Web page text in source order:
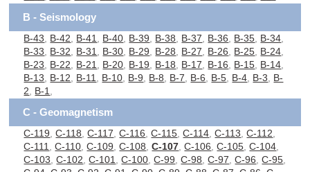
B - Seismology
B-43 B-42 B-41 B-40 B-39 B-38 B-37 B-36 B-35 B-34
B-33
B-32 B-31 B-30 B-29 B-28 B-27 B-26 B-25 B-24
B-23
B-22 B-21 B-20 B-19 B-18 B-17 B-16 B-15 B-14
B-13
B-12 B-11 B-10 B-9 B-8 B-7 B-6 B-5 B-4 B-3
B-
2
B-1
C - Geomagnetism
C-119 ,C-118 ,C-117 ,C-116 ,C-115 ,C-114 ,C-113 ,C-112
C-111
,C-110 ,C-109 ,C-108 ,C-107 ,C-106 ,C-105 ,C-104
C-103 ,C-102 ,C-101 ,C-100 ,C-99 ,C-98 ,C-97 ,C-96 ,C-95